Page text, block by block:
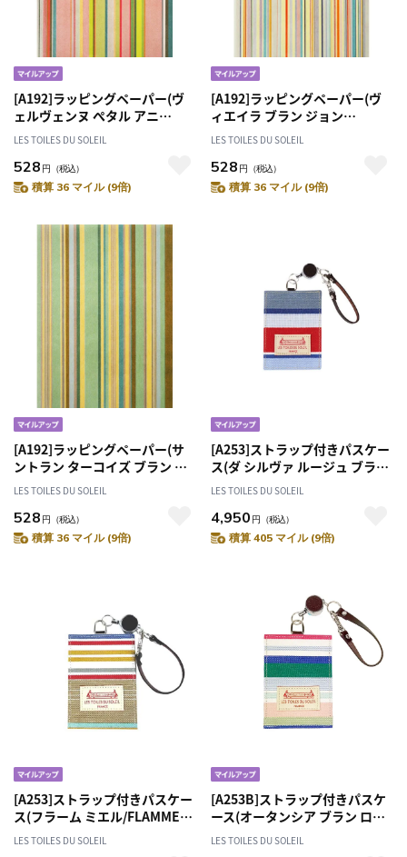
[A192]ラッピングペーパー(ヴ
ェルヴェンヌ ぺタル アニ
ス/VERVEINE Petale Anis) 包
LES TOILES DU SOLEIL
528 円 （税込）
積算 36 マイル (9倍)
[A192]ラッピングペーパー(ヴ
ィエイラ ブラン ジョン
ヌ/VIEIRA Blanc Jaune) 包装
LES TOILES DU SOLEIL
528 円 （税込）
積算 36 マイル (9倍)
[A192]ラッピングペーパー(サ
ントラン ターコイズ ブラン ジ
ョンヌ/SANTORIN Turquoise
Blanc Jaune) 包装紙
LES TOILES DU SOLEIL
528 円 （税込）
積算 36 マイル (9倍)
[A253]ストラップ付きパスケー
ス(ダ シルヴァ ルージュ ブラ
ン/DA SILVA Rouge Blanc) 定
期入れ
LES TOILES DU SOLEIL
4,950 円 （税込）
積算 405 マイル (9倍)
[A253]ストラップ付きパスケー
ス(フラーム ミエル/FLAMME
Miel) 定期入れ
LES TOILES DU SOLEIL
[A253B]ストラップ付きパスケ
ース(オータンシア ブラン ロー
ズ ショック/HORTENSIAS
LES TOILES DU SOLEIL